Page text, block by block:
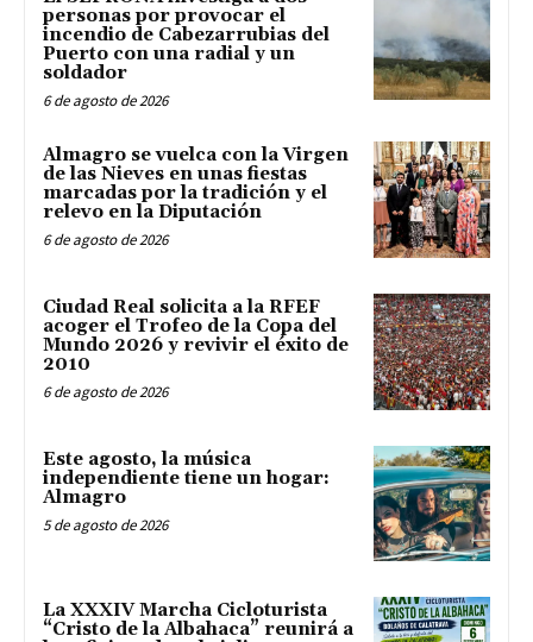
personas por provocar el
incendio de Cabezarrubias del
Puerto con una radial y un
soldador
6 de agosto de 2026
Almagro se vuelca con la Virgen
de las Nieves en unas fiestas
marcadas por la tradición y el
relevo en la Diputación
6 de agosto de 2026
Ciudad Real solicita a la RFEF
acoger el Trofeo de la Copa del
Mundo 2026 y revivir el éxito de
2010
6 de agosto de 2026
Este agosto, la música
independiente tiene un hogar:
Almagro
5 de agosto de 2026
La XXXIV Marcha Cicloturista
“Cristo de la Albahaca” reunirá a